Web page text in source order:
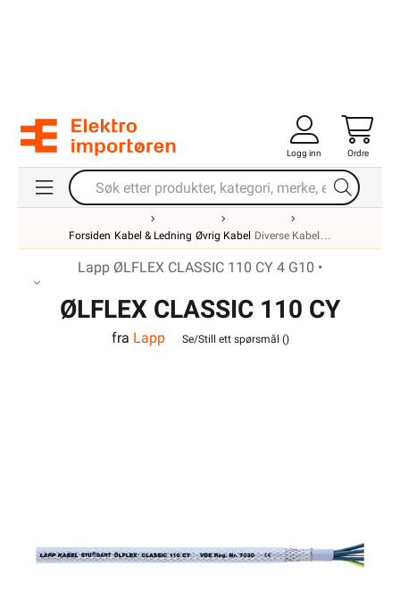
Logg inn Ordre
Forsiden Kabel & Ledning Øvrig Kabel Diverse Kabel
Lapp ØLFLEX CLASSIC 110 CY 4 G10 •
ØLFLEX CLASSIC 110 CY
4G10
fra Lapp Se/Still ett spørsmål ()